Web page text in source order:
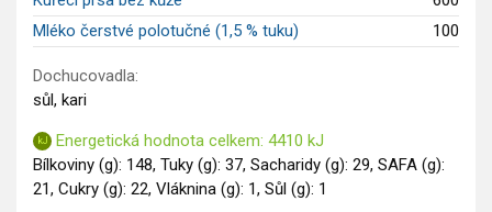
Mléko čerstvé polotučné (1,5 % tuku)
100
Dochucovadla:
sůl, kari
Energetická hodnota celkem: 4410 kJ
Bílkoviny (g): 148, Tuky (g): 37, Sacharidy (g): 29, SAFA (g):
21, Cukry (g): 22, Vláknina (g): 1, Sůl (g): 1